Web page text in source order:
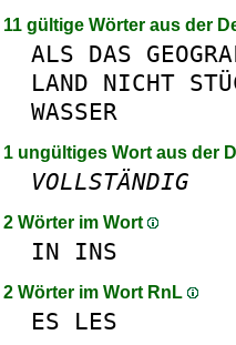
11 gültige Wörter aus der
ALS DAS
LAND NICHT
WASSER
1 ungültiges Wort aus der
VOLLSTÄNDIG
2 Wörter im Wort
IN INS
2 Wörter im Wort RnL
ES LES